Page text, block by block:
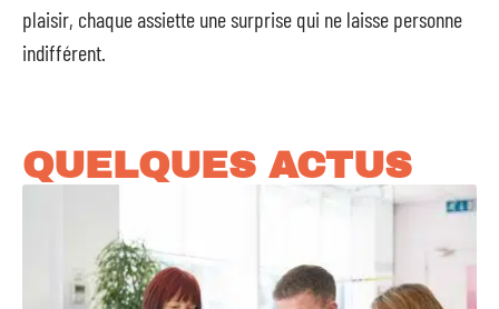
plaisir, chaque assiette une surprise qui ne laisse personne
indifférent.
QUELQUES ACTUS